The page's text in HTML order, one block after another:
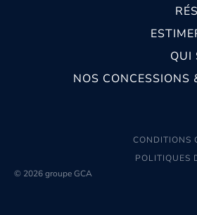
QUI
NOS CONCESSIONS
CONDITIONS
POLITIQUES
© 2026 groupe GCA